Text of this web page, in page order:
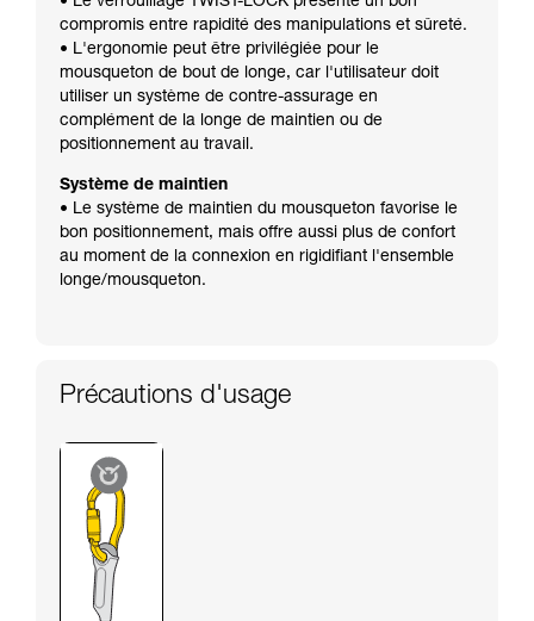
compromis entre rapidité des manipulations et sûreté.
• L'ergonomie peut être privilégiée pour le
mousqueton de bout de longe, car l'utilisateur doit
utiliser un système de contre-assurage en
complément de la longe de maintien ou de
positionnement au travail.
Système de maintien
• Le système de maintien du mousqueton favorise le
bon positionnement, mais offre aussi plus de confort
au moment de la connexion en rigidifiant l'ensemble
longe/mousqueton.
Précautions d'usage